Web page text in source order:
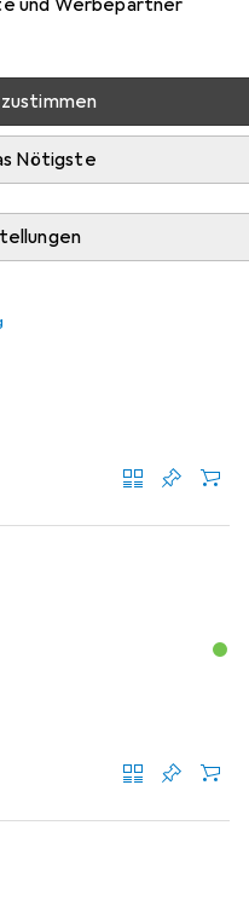
und Werbepartner
Nötigste
aus der